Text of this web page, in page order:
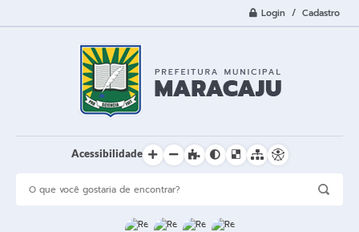
Login / Cadastro
Acessibilidade